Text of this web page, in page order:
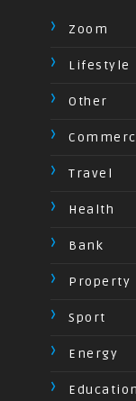
Zoom
Lifestyle
Other
Travel
Health
Bank
Property
Sport
Energy
Education